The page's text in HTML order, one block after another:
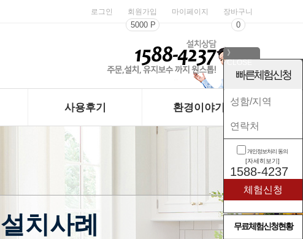
로그인 회원가입
5000 P
마이페이지 장바구니
0
사용후기 환경이야기
치사례
》
빠른체험신청
개인정보처리 동의
[자세히보기]
1588-4237
무료체험신청현황